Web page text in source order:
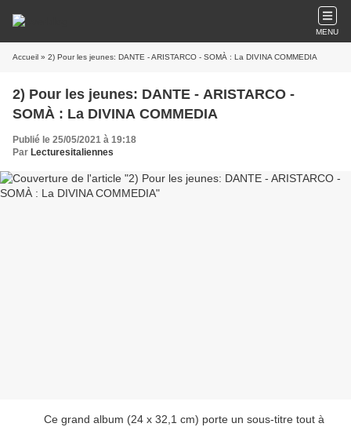
MENU
Accueil » 2) Pour les jeunes: DANTE - ARISTARCO - SOMÀ : La DIVINA COMMEDIA
2) Pour les jeunes: DANTE - ARISTARCO -
SOMÀ : La DIVINA COMMEDIA
Publié le 25/05/2021 à 19:18
Par Lecturesitaliennes
Ce grand album (24 x 32,1 cm) porte un sous-titre tout à